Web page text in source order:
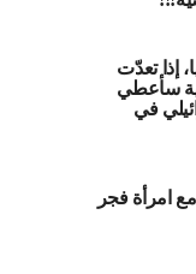
إذا تعدّت
سأعطي
في
امرأة فجر